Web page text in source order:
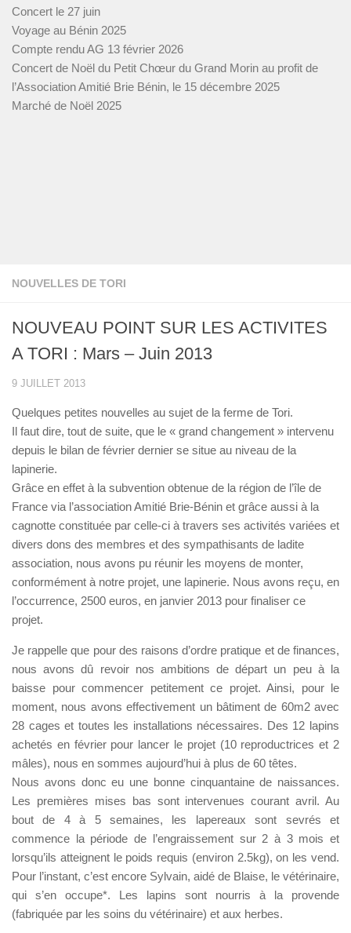
NOUVELLES DE TORI
NOUVEAU POINT SUR LES ACTIVITES
A TORI : Mars – Juin 2013
9 JUILLET 2013
Quelques petites nouvelles au sujet de la ferme de Tori.
Il faut dire, tout de suite, que le « grand changement » intervenu
depuis le bilan de février dernier se situe au niveau de la
lapinerie.
Grâce en effet à la subvention obtenue de la région de l’île de
France via l’association Amitié Brie-Bénin et grâce aussi à la
cagnotte constituée par celle-ci à travers ses activités variées et
divers dons des membres et des sympathisants de ladite
association, nous avons pu réunir les moyens de monter,
conformément à notre projet, une lapinerie. Nous avons reçu, en
l’occurrence, 2500 euros, en janvier 2013 pour finaliser ce
projet.
Je rappelle que pour des raisons d’ordre pratique et de finances,
nous avons dû revoir nos ambitions de départ un peu à la
baisse pour commencer petitement ce projet. Ainsi, pour le
moment, nous avons effectivement un bâtiment de 60m2 avec
28 cages et toutes les installations nécessaires. Des 12 lapins
achetés en février pour lancer le projet (10 reproductrices et 2
mâles), nous en sommes aujourd’hui à plus de 60 têtes.
Nous avons donc eu une bonne cinquantaine de naissances.
Les premières mises bas sont intervenues courant avril. Au
bout de 4 à 5 semaines, les lapereaux sont sevrés et
commence la période de l’engraissement sur 2 à 3 mois et
lorsqu’ils atteignent le poids requis (environ 2.5kg), on les vend.
Pour l’instant, c’est encore Sylvain, aidé de Blaise, le vétérinaire,
qui s’en occupe*. Les lapins sont nourris à la provende
(fabriquée par les soins du vétérinaire) et aux herbes.
Concert le 27 juin
Voyage au Bénin 2025
Compte rendu AG 13 février 2026
Concert de Noël du Petit Chœur du Grand Morin au profit de
l’Association Amitié Brie Bénin, le 15 décembre 2025
Marché de Noël 2025